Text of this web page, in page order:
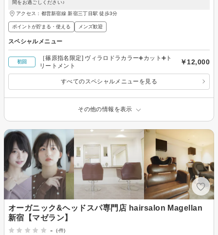
間をお過ごしください♪
アクセス：都営新宿線 新宿三丁目駅 徒歩3分
ポイントが貯まる・使える メンズ歓迎
スペシャルメニュー
初回
［篠原指名限定] ヴィラロドラカラー➕カット➕ト
リートメント
￥12,000
すべてのスペシャルメニューを見る
その他の情報を表示
オーガニック&ヘッドスパ専門店 hairsalon Magellan
新宿【マゼラン】
-
(-件)